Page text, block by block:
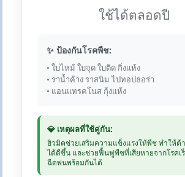
ใช้ได้ตลอดปี
✨ ป้องกันโรคพืช:
• ใบไหม้ ใบจุด ใบติด กิ่งแห้ง
• ราน้ำค้าง ราสนิม ไปทอปธอร่า
• แอนแทรคโนส กุ้งแห้ง
💎 เหตุผลที่ใช้คู่กัน:
ฮิวมิคช่วยเสริมความแข็งแรงให้พืช ทำให้ต้
ได้ดีขึ้น และช่วยฟื้นฟูพืชที่เสียหายจากโรคเ
ฉีดพ่นพร้อมกันได้